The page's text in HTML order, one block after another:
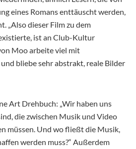
eines Romans enttäuscht werden,
„Also dieser Film zu dem
ist an Club-Kultur
Moo arbeite viel mit
bliebe sehr abstrakt, reale Bilder
Art Drehbuch: „Wir haben uns
die zwischen Musik und Video
müssen. Und wo fließt die Musik,
werden muss?“ Außerdem